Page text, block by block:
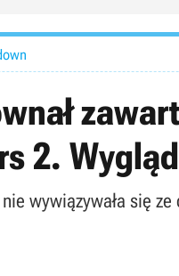
2.
wywiązywała się